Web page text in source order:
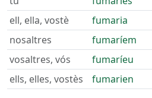
ell, ella, vostè
fumaria
nosaltres
fumaríem
vosaltres, vós
fumaríeu
ells, elles, vostès
fumarien